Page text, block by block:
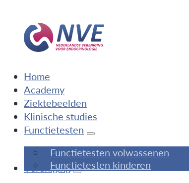
Home
Academy
Ziektebeelden
Klinische studies
Functietesten
Functietesten volwassenen
Functietesten kinderen
Vereniging